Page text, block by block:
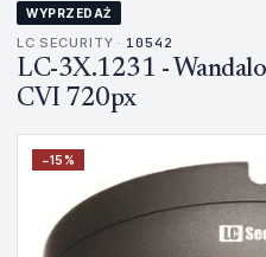
WYPRZEDAŻ
LC SECURITY · 10542
LC-3X.1231 -
CVI 720px
−15%